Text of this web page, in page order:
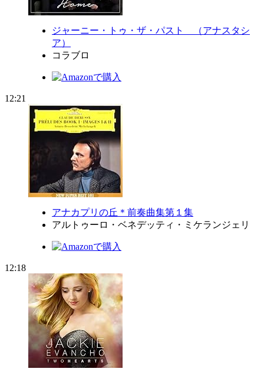
ジャーニー・トゥ・ザ・パスト （アナスタシ
ア）
コラブロ
12:21
アナカプリの丘＊前奏曲集第１集
アルトゥーロ・ベネデッティ・ミケランジェリ
12:18